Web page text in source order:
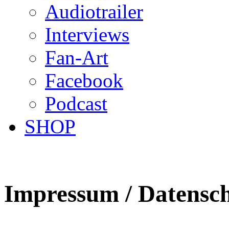
Audiotrailer
Interviews
Fan-Art
Facebook
Podcast
SHOP
Impressum /